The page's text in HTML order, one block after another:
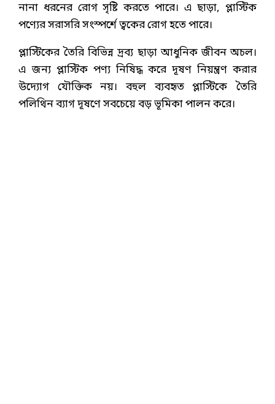
নানা ধরনের রোগ সৃষ্টি করতে পারে। এ ছাড়া, প্লাস্টিক
পণ্যের সরাসরি সংস্পর্শে ত্বকের রোগ হতে পারে।
প্লাস্টিকের তৈরি বিভিন্ন দ্রব্য ছাড়া আধুনিক জীবন অচল।
এ জন্য প্লাস্টিক পণ্য নিষিদ্ধ করে দূষণ নিয়ন্ত্রণ করার
উদ্যোগ যৌক্তিক নয়। বহুল ব্যবহৃত প্লাস্টিকে তৈরি
পলিথিন ব্যাগ দূষণে সবচেয়ে বড় ভূমিকা পালন করে।